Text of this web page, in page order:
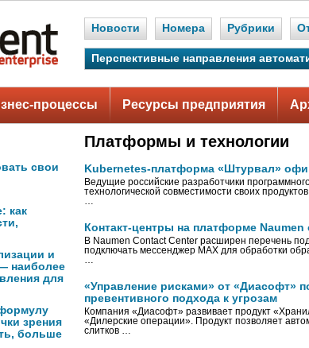
Новости Номера Рубрики
Перспективные направления
процессы Ресурсы предприятия
свои
как
и
наиболее
для
зрения
больше
Платформы и технологии
Kubernetes-платформа «Штурвал»
Ведущие российские разработчики
технологической совместимости своих
Контакт-центры на платформе
В Naumen Contact Center расширен перечень
подключать мессенджер MAX для обработки
«Управление рисками» от «Диасофт»
превентивного подхода к угрозам
Компания «Диасофт» развивает продукт
«Дилерские операции». Продукт позволяет
слитков …